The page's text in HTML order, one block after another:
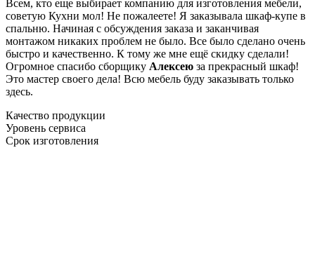
Всем, кто еще выбирает компанию для изготовления мебели,
советую Кухни мол! Не пожалеете! Я заказывала шкаф-купе в
спальню. Начиная с обсуждения заказа и заканчивая
монтажом никаких проблем не было. Все было сделано очень
быстро и качественно. К тому же мне ещё скидку сделали!
Огромное спасибо сборщику Алексею за прекрасный шкаф!
Это мастер своего дела! Всю мебель буду заказывать только
здесь.
Качество продукции
Уровень сервиса
Срок изготовления